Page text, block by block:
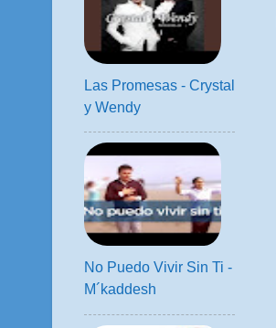
Las Promesas - Crystal
y Wendy
No Puedo Vivir Sin Ti -
M´kaddesh